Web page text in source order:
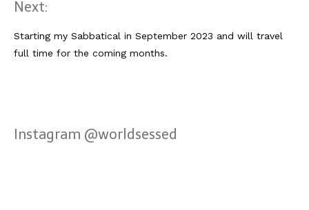
Next:
Starting my Sabbatical in September 2023 and will travel
full time for the coming months.
Instagram @worldsessed